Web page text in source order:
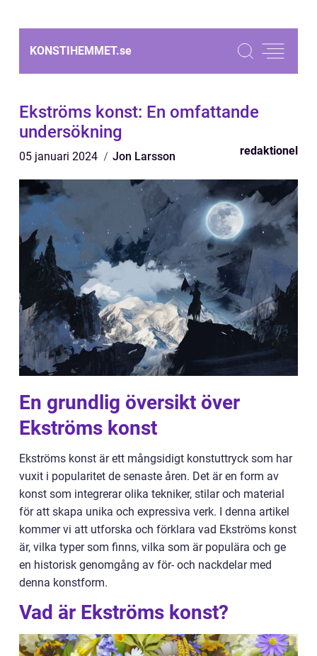
KONSTIHEMMET.se
Ekströms konst: En omfattande
undersökning
05 januari 2024 Jon Larsson redaktionel
En grundlig översikt över
Ekströms konst
Ekströms konst är ett mångsidigt konstuttryck som har
vuxit i popularitet de senaste åren. Det är en form av
konst som integrerar olika tekniker, stilar och material
för att skapa unika och expressiva verk. I denna artikel
kommer vi att utforska och förklara vad Ekströms konst
är, vilka typer som finns, vilka som är populära och ge
en historisk genomgång av för- och nackdelar med
denna konstform.
Vad är Ekströms konst?